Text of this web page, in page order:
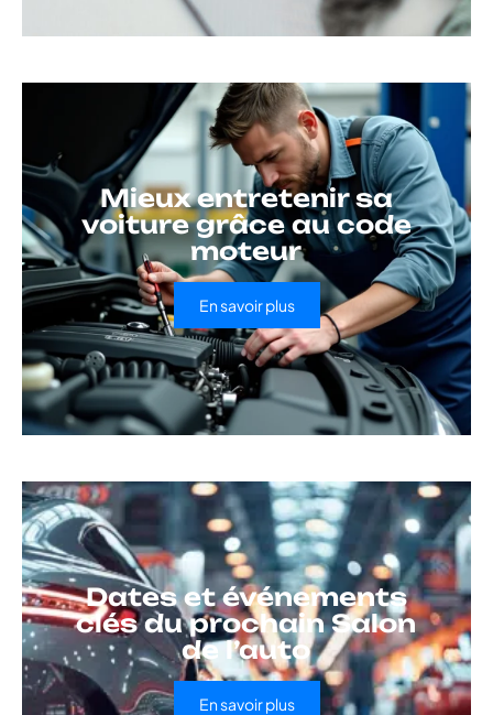
Mieux entretenir sa
voiture grâce au code
moteur
En savoir plus
Dates et événements
clés du prochain Salon
de l’auto
En savoir plus